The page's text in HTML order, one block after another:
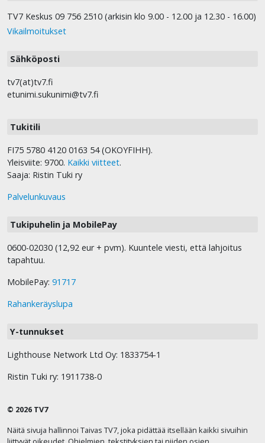
TV7 Keskus 09 756 2510 (arkisin klo 9.00 - 12.00 ja 12.30 - 16.00)
Vikailmoitukset
Sähköposti
tv7(at)tv7.fi
etunimi.sukunimi@tv7.fi
Tukitili
FI75 5780 4120 0163 54 (OKOYFIHH).
Yleisviite: 9700. Kaikki viitteet.
Saaja: Ristin Tuki ry
Palvelunkuvaus
Tukipuhelin ja MobilePay
0600-02030 (12,92 eur + pvm). Kuuntele viesti, että lahjoitus
tapahtuu.
MobilePay: 91717
Rahankeräyslupa
Y-tunnukset
Lighthouse Network Ltd Oy: 1833754-1
Ristin Tuki ry: 1911738-0
© 2026 TV7
Näitä sivuja hallinnoi Taivas TV7, joka pidättää itsellään kaikki sivuihin